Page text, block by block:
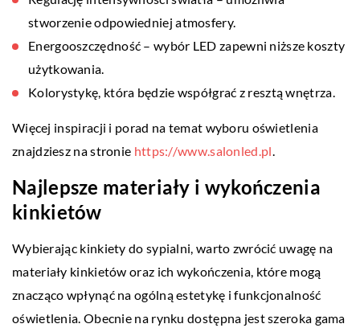
stworzenie odpowiedniej atmosfery.
Energooszczędność – wybór LED zapewni niższe koszty
użytkowania.
Kolorystykę, która będzie współgrać z resztą wnętrza.
Więcej inspiracji i porad na temat wyboru oświetlenia
znajdziesz na stronie https://www.salonled.pl.
Najlepsze materiały i wykończenia
kinkietów
Wybierając kinkiety do sypialni, warto zwrócić uwagę na
materiały kinkietów oraz ich wykończenia, które mogą
znacząco wpłynąć na ogólną estetykę i funkcjonalność
oświetlenia. Obecnie na rynku dostępna jest szeroka gama